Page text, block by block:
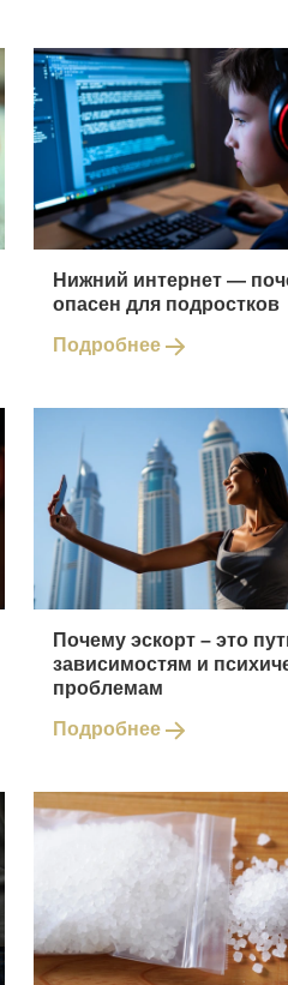
Нижний интернет —
опасен для подростков
Подробнее
Почему эскорт – это
зависимостям и
проблемам
Подробнее